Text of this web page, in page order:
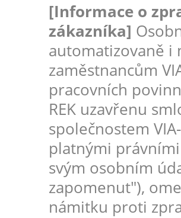
[Informace o
zákazníka]
automatizovaně i
zaměstnancům
pracovních
REK uzavřenu
společnostem
platnými
svým osobním
zapomenut"),
námitku proti